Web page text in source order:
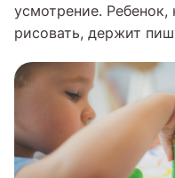
усмотрение.
рисовать, держит